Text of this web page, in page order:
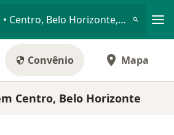
Nutricionista • Centro, Belo Horizonte, Minas Gerais MG
Convênio Mapa
Centro, Belo Horizonte